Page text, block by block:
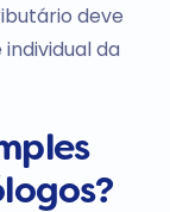
deve
da